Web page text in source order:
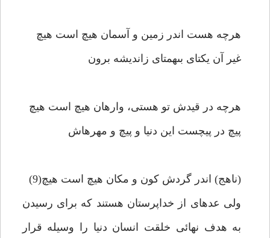
هرچه هست اندر زمين و آسمان هيچ است هيچ‏
غير آن يكتاى بى‏همتاى زانديشه برون‏
هرچه در قيدش تو هستى، وارهان هيچ است هيچ‏
پيچ در پيچست اين دنيا و پيچ و مهره‏اش‏
(ناهج) اندر گردش كون و مكان هيچ است هيچ(9)
ولى عده‏اى از خداپرستان هستند كه براى رسيدن
به هدف نهائى خلقت انسان دنيا را وسيله قرار